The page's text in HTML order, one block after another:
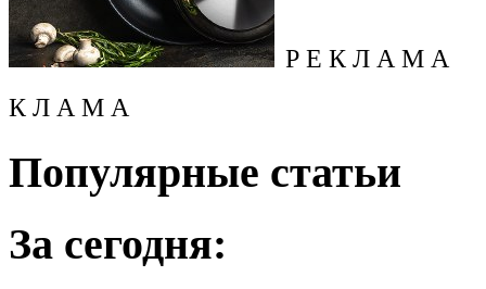
Р Е К Л А М А
К Л А М А
Популярные статьи
За сегодня: